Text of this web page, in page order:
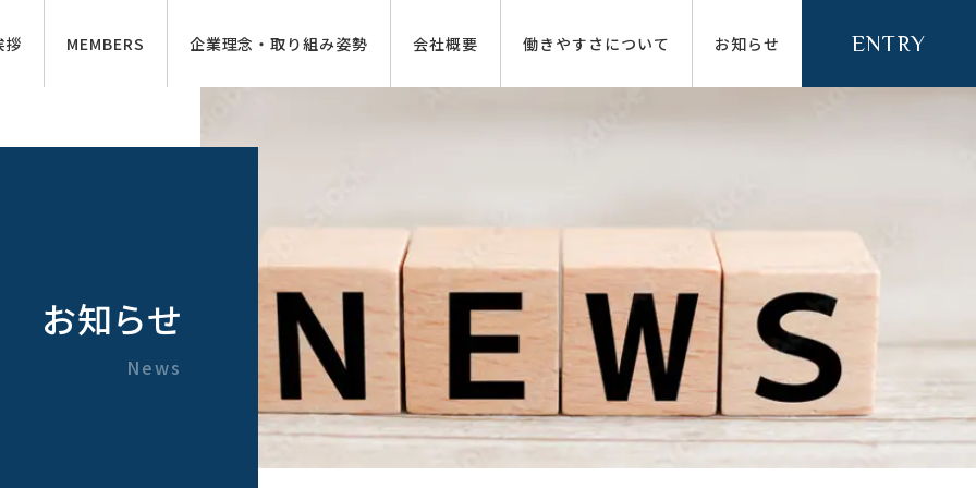
拶 MEMBERS 企業理念・取り組み姿勢 会社概要 働きやすさについて お知らせ ENTRY
お知らせ
News